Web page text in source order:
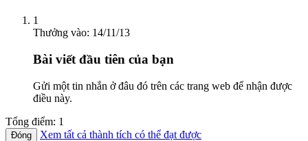
1
Thưởng vào: 14/11/13
Bài viết đầu tiên của bạn
Gửi một tin nhắn ở đâu đó trên các trang web để nhận được
điều này.
Tổng điểm: 1
Xem tất cả thành tích có thể đạt được